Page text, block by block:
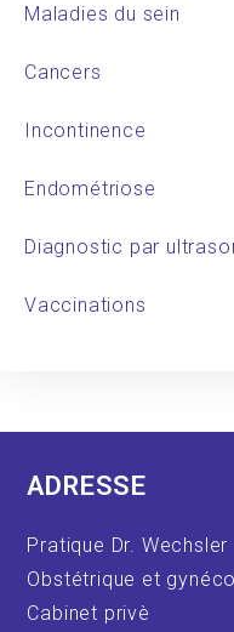
Maladies du sein
Cancers
Incontinence
Endométriose
Diagnostic par
Vaccinations
ADRESSE
Pratique Dr. Wechsler
Obstétrique et
Cabinet privè